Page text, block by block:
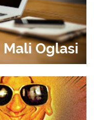
Mali Oglasi